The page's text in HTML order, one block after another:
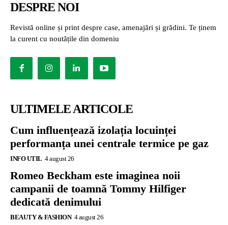
DESPRE NOI
Revistă online și print despre case, amenajări și grădini. Te ținem
la curent cu noutățile din domeniu
ULTIMELE ARTICOLE
Cum influențează izolația locuinței
performanța unei centrale termice pe gaz
INFO UTIL 4 august 26
Romeo Beckham este imaginea noii
campanii de toamnă Tommy Hilfiger
dedicată denimului
BEAUTY & FASHION 4 august 26